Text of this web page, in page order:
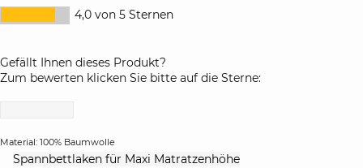
4,0 von 5 Sternen
Gefällt Ihnen dieses Produkt?
Zum bewerten klicken Sie bitte auf die Sterne:
Material: 100% Baumwolle
Spannbettlaken für Maxi Matratzenhöhe